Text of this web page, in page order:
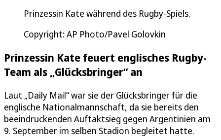
Prinzessin Kate während des Rugby-Spiels.
Copyright: AP Photo/Pavel Golovkin
Prinzessin Kate feuert englisches Rugby-
Team als „Glücksbringer“ an
Laut „Daily Mail“ war sie der Glücksbringer für die
englische Nationalmannschaft, da sie bereits den
beeindruckenden Auftaktsieg gegen Argentinien am
9. September im selben Stadion begleitet hatte.